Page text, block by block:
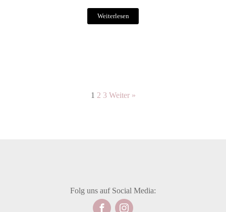
Weiterlesen
1 2 3 Weiter »
Folg uns auf Social Media: